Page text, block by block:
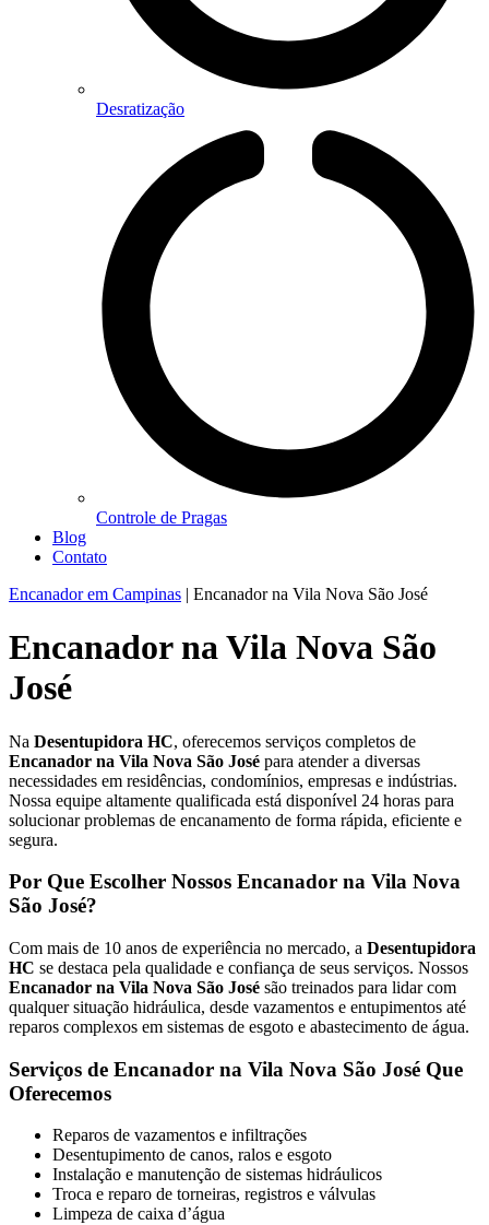
Desratização
Controle de Pragas
Blog
Contato
Encanador em Campinas | Encanador na Vila Nova São José
Encanador na Vila Nova São
José
Na Desentupidora HC, oferecemos serviços completos de
Encanador na Vila Nova São José para atender a diversas
necessidades em residências, condomínios, empresas e indústrias.
Nossa equipe altamente qualificada está disponível 24 horas para
solucionar problemas de encanamento de forma rápida, eficiente e
segura.
Por Que Escolher Nossos Encanador na Vila Nova
São José?
Com mais de 10 anos de experiência no mercado, a Desentupidora
HC se destaca pela qualidade e confiança de seus serviços. Nossos
Encanador na Vila Nova São José são treinados para lidar com
qualquer situação hidráulica, desde vazamentos e entupimentos até
reparos complexos em sistemas de esgoto e abastecimento de água.
Serviços de Encanador na Vila Nova São José Que
Oferecemos
Reparos de vazamentos e infiltrações
Desentupimento de canos, ralos e esgoto
Instalação e manutenção de sistemas hidráulicos
Troca e reparo de torneiras, registros e válvulas
Limpeza de caixa d’água